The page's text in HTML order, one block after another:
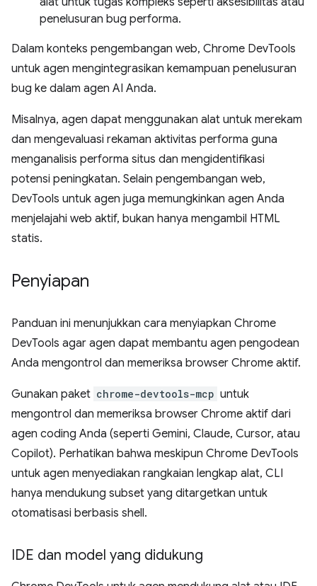
penelusuran bug performa.
Dalam konteks pengembangan web, Chrome DevTools
untuk agen mengintegrasikan kemampuan penelusuran
bug ke dalam agen AI Anda.
Misalnya, agen dapat menggunakan alat untuk merekam
dan mengevaluasi rekaman aktivitas performa guna
menganalisis performa situs dan mengidentifikasi
potensi peningkatan. Selain pengembangan web,
DevTools untuk agen juga memungkinkan agen Anda
menjelajahi web aktif, bukan hanya mengambil HTML
statis.
Penyiapan
Panduan ini menunjukkan cara menyiapkan Chrome
DevTools agar agen dapat membantu agen pengodean
Anda mengontrol dan memeriksa browser Chrome aktif.
Gunakan paket chrome-devtools-mcp untuk
mengontrol dan memeriksa browser Chrome aktif dari
agen coding Anda (seperti Gemini, Claude, Cursor, atau
Copilot). Perhatikan bahwa meskipun Chrome DevTools
untuk agen menyediakan rangkaian lengkap alat, CLI
hanya mendukung subset yang ditargetkan untuk
otomatisasi berbasis shell.
IDE dan model yang didukung